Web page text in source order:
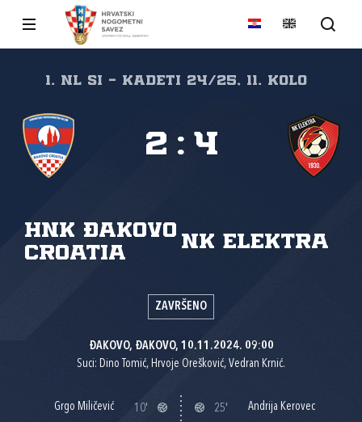
1. NL SI - Kadeti 24/25, 11. kolo
HNK Đakovo
Croatia
NK Elektra
2 : 4
ZAVRŠENO
ĐAKOVO, ĐAKOVO, 10.11.2024. 09:00
Suci: Dino Tomić, Hrvoje Orešković, Vedran Krnić.
Grgo Miličević
10'
25'
Andrija Kerovec